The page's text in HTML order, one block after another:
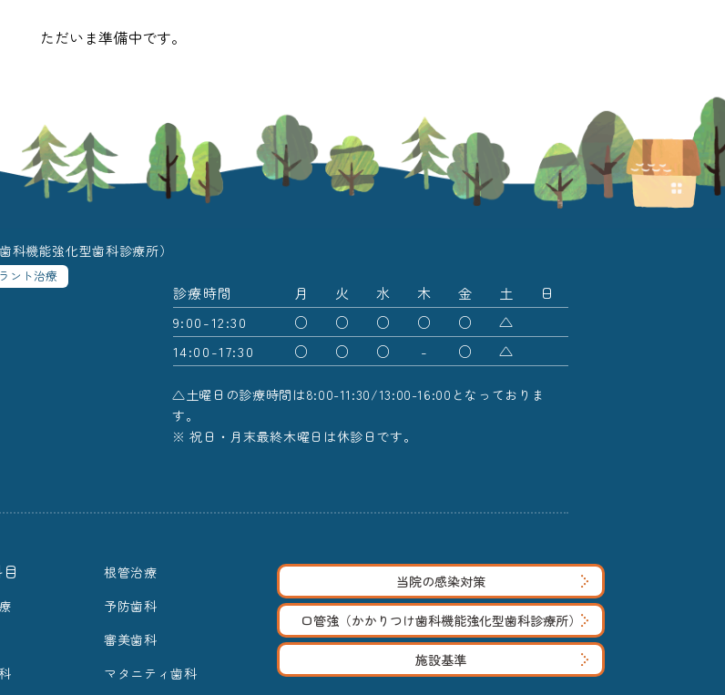
ただいま準備中です。
科機能強化型歯科診療所）
ント治療
診療時間 月 火 水 木 金 土
日
9:00-12:30
○ ○ ○ ○ ○
△
14:00-17:30
○ ○ ○ - ○ △
△土曜日の診療時間は8:00-11:30/13:00-16:00となっておりま
す。
※ 祝日・月末最終木曜日は休診日です。
根管治療
予防歯科
審美歯科
マタニティ歯科
当院の感染対策
口管強（かかりつけ歯科機能強化型歯科診療所）
施設基準